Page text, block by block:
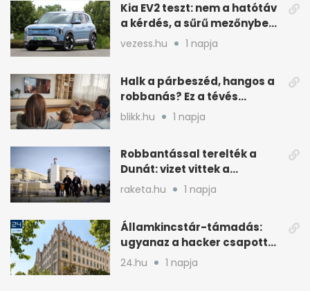
Kia EV2 teszt: nem a hatótáv
a kérdés, a sűrű mezőnyben
dől el
vezess.hu 1 napja
Halk a párbeszéd, hangos a
robbanás? Ez a tévés
beállítás segít
blikk.hu 1 napja
Robbantással terelték a
Dunát: vizet vittek a
cernavodai atomerőmű felé
raketa.hu 1 napja
Államkincstár-támadás:
ugyanaz a hacker csapott
le, mint Romániában
24.hu 1 napja